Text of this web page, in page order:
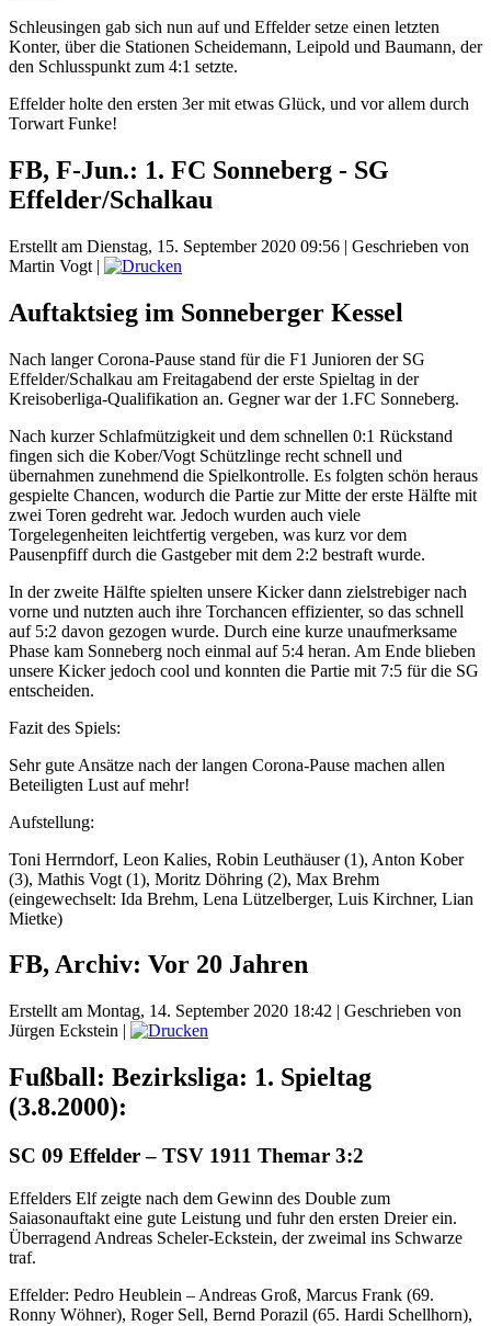
Schleusingen gab sich nun auf und Effelder setze einen letzten
Konter, über die Stationen Scheidemann, Leipold und Baumann, der
den Schlusspunkt zum 4:1 setzte.
Effelder holte den ersten 3er mit etwas Glück, und vor allem durch
Torwart Funke!
FB, F-Jun.: 1. FC Sonneberg - SG
Effelder/Schalkau
Erstellt am Dienstag, 15. September 2020 09:56 | Geschrieben von
Martin Vogt |
Auftaktsieg im Sonneberger Kessel
Nach langer Corona-Pause stand für die F1 Junioren der SG
Effelder/Schalkau am Freitagabend der erste Spieltag in der
Kreisoberliga-Qualifikation an. Gegner war der 1.FC Sonneberg.
Nach kurzer Schlafmützigkeit und dem schnellen 0:1 Rückstand
fingen sich die Kober/Vogt Schützlinge recht schnell und
übernahmen zunehmend die Spielkontrolle. Es folgten schön heraus
gespielte Chancen, wodurch die Partie zur Mitte der erste Hälfte mit
zwei Toren gedreht war. Jedoch wurden auch viele
Torgelegenheiten leichtfertig vergeben, was kurz vor dem
Pausenpfiff durch die Gastgeber mit dem 2:2 bestraft wurde.
In der zweite Hälfte spielten unsere Kicker dann zielstrebiger nach
vorne und nutzten auch ihre Torchancen effizienter, so das schnell
auf 5:2 davon gezogen wurde. Durch eine kurze unaufmerksame
Phase kam Sonneberg noch einmal auf 5:4 heran. Am Ende blieben
unsere Kicker jedoch cool und konnten die Partie mit 7:5 für die SG
entscheiden.
Fazit des Spiels:
Sehr gute Ansätze nach der langen Corona-Pause machen allen
Beteiligten Lust auf mehr!
Aufstellung:
Toni Herrndorf, Leon Kalies, Robin Leuthäuser (1), Anton Kober
(3), Mathis Vogt (1), Moritz Döhring (2), Max Brehm
(eingewechselt: Ida Brehm, Lena Lützelberger, Luis Kirchner, Lian
Mietke)
FB, Archiv: Vor 20 Jahren
Erstellt am Montag, 14. September 2020 18:42 | Geschrieben von
Jürgen Eckstein |
Fußball: Bezirksliga: 1. Spieltag
(3.8.2000):
SC 09 Effelder – TSV 1911 Themar 3:2
Effelders Elf zeigte nach dem Gewinn des Double zum
Saiasonauftakt eine gute Leistung und fuhr den ersten Dreier ein.
Überragend Andreas Scheler-Eckstein, der zweimal ins Schwarze
traf.
Effelder: Pedro Heublein – Andreas Groß, Marcus Frank (69.
Ronny Wöhner), Roger Sell, Bernd Porazil (65. Hardi Schellhorn),